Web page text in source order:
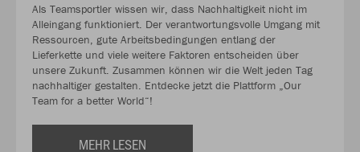
Als Teamsportler wissen wir, dass Nachhaltigkeit nicht im
Alleingang funktioniert. Der verantwortungsvolle Umgang mit
Ressourcen, gute Arbeitsbedingungen entlang der
Lieferkette und viele weitere Faktoren entscheiden über
unsere Zukunft. Zusammen können wir die Welt jeden Tag
nachhaltiger gestalten. Entdecke jetzt die Plattform „Our
Team for a better World“!
MEHR LESEN